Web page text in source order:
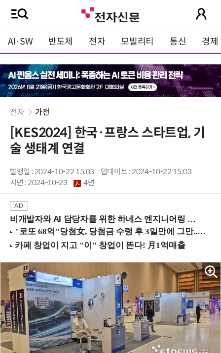
AI·SW 반도체 전자 모빌리티 통신 경제
전자 가전
[KES2024] 한국·프랑스 스타트업, 기
술 생태계 연결
발행일 : 2024-10-22 15:03
업데이트 : 2024-10-22 15:03
지면 :2024-10-23 4면
비개발자와 AI 담당자를 위한 하네스 엔지니어링 입문과정 (8/20 신논현역)